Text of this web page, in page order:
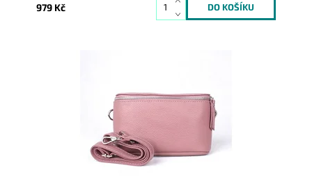
979 Kč
Skladem
16590
Borse in pelle
2 roky